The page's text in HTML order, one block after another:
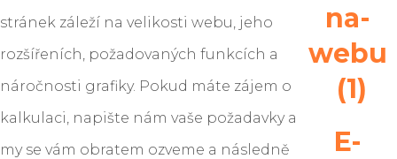
stránek záleží na velikosti webu, jeho
rozšířeních, požadovaných funkcích a
náročnosti grafiky. Pokud máte zájem o
kalkulaci, napište nám vaše požadavky a
my se vám obratem ozveme a následně
na-
webu
(1)
E-